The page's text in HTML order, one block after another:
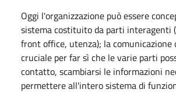
Oggi l'organizzazione può essere
sistema costituito da parti interagenti
front office, utenza); la comunicazione
cruciale per far sì che le varie parti
contatto, scambiarsi le informazioni
permettere all'intero sistema di